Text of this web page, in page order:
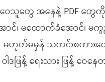
ဝေသူတွေ အနေနဲ့ PDF တွေ
င်၊ မထောက်ခံအောင်၊ မ
မဟုတ်မမှန် သတင်းစကား
ဒဖြန့် ရေးသား ဖြန့် ဝေ